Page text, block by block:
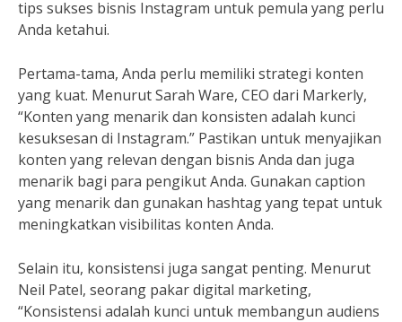
tips sukses bisnis Instagram untuk pemula yang perlu
Anda ketahui.
Pertama-tama, Anda perlu memiliki strategi konten
yang kuat. Menurut Sarah Ware, CEO dari Markerly,
“Konten yang menarik dan konsisten adalah kunci
kesuksesan di Instagram.” Pastikan untuk menyajikan
konten yang relevan dengan bisnis Anda dan juga
menarik bagi para pengikut Anda. Gunakan caption
yang menarik dan gunakan hashtag yang tepat untuk
meningkatkan visibilitas konten Anda.
Selain itu, konsistensi juga sangat penting. Menurut
Neil Patel, seorang pakar digital marketing,
“Konsistensi adalah kunci untuk membangun audiens